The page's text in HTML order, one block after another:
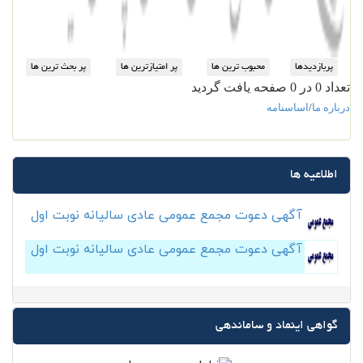
تعداد 0 در 0 صفحه یافت گردید
درباره ما/ اساسنامه
اطلاعیه ها
آگهی دعوت مجمع عمومی عادی سالیانه نوبت اول
آگهی دعوت مجمع عمومی عادی سالیانه نوبت اول
گواهی اینماد و ساماندهی